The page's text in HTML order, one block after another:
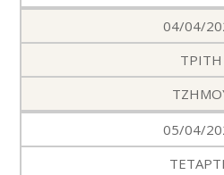
04/04/
ΤΡΙΤΗ
05/04/